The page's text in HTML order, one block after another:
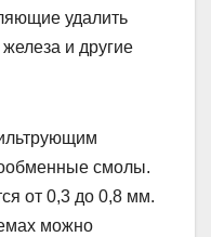
удалить
и другие
смолы.
от 0,3 до 0,8 мм.
можно